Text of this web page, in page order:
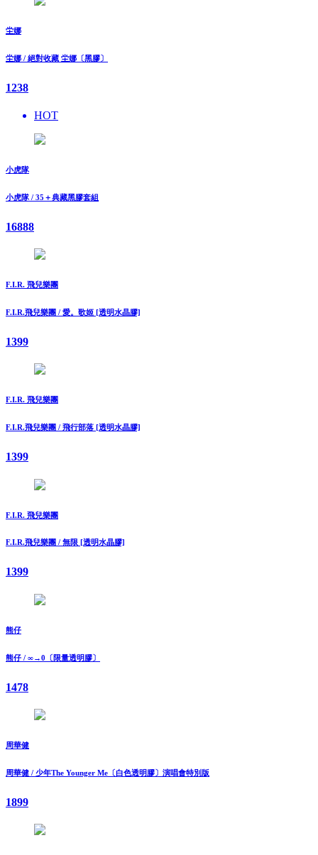
坣娜
坣娜 / 絕對收藏 坣娜〔黑膠〕
1238
HOT
小虎隊
小虎隊 / 35＋典藏黑膠套組
16888
F.I.R. 飛兒樂團
F.I.R.飛兒樂團 / 愛。歌姬 [透明水晶膠]
1399
F.I.R. 飛兒樂團
F.I.R.飛兒樂團 / 飛行部落 [透明水晶膠]
1399
F.I.R. 飛兒樂團
F.I.R.飛兒樂團 / 無限 [透明水晶膠]
1399
熊仔
熊仔 / ∞→0〔限量透明膠〕
1478
周華健
周華健 / 少年The Younger Me〔白色透明膠〕演唱會特別版
1899